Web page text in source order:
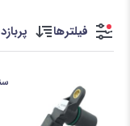
فیلترها